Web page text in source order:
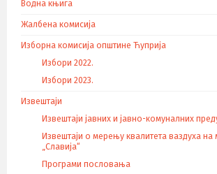
Водна књига
Жалбена комисија
Изборна комисија општине Ћуприја
Избори 2022.
Избори 2023.
Извештаји
Извештаји јавних и јавно-комуналних
Извештаји о мерењу квалитета ваздуха
„Славија“
Програми пословања